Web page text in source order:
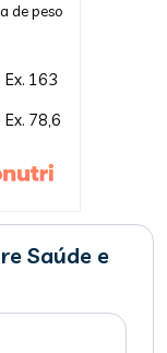
de peso
Ex. 163
Ex. 78,6
Saúde e